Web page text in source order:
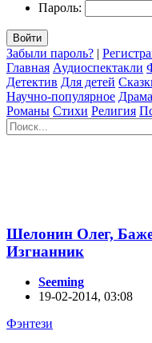
Пароль:
Войти
Забыли пароль? |
Главная Аудиоспектакли
Детектив Для детей
Научно-популярное Драма
Романы Стихи Религия
Шелонин Олег,
Изгнанник
Seeming
19-02-2014, 03:08
Фэнтези